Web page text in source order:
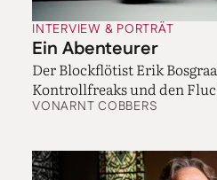
Nein gesagt. Ich bekam
Anfrage für das Berg-
und habe es nicht gemacht.
gewesen, und mit Haitink zu
leider nie wieder die
war 2011, glaube ich, hatte
zwei Tagen Vorbereitung.
richtige Entscheidung.
INTERVIEW & PORTRÄT
Ein Abenteurer
Der Blockflötist Erik
Kontrollfreaks und den
VONARNT COBBERS